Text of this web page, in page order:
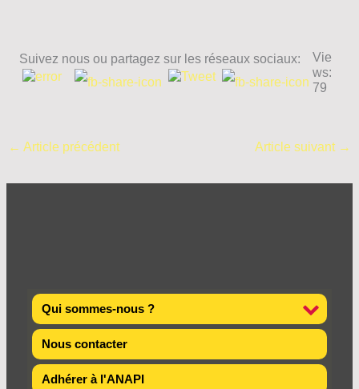
Qui sommes-nous ?
Nous contacter
Adhérer à l'ANAPI
Suivez nous ou partagez sur les réseaux sociaux:
Vie
ws:
79
← Article précédent Article suivant →